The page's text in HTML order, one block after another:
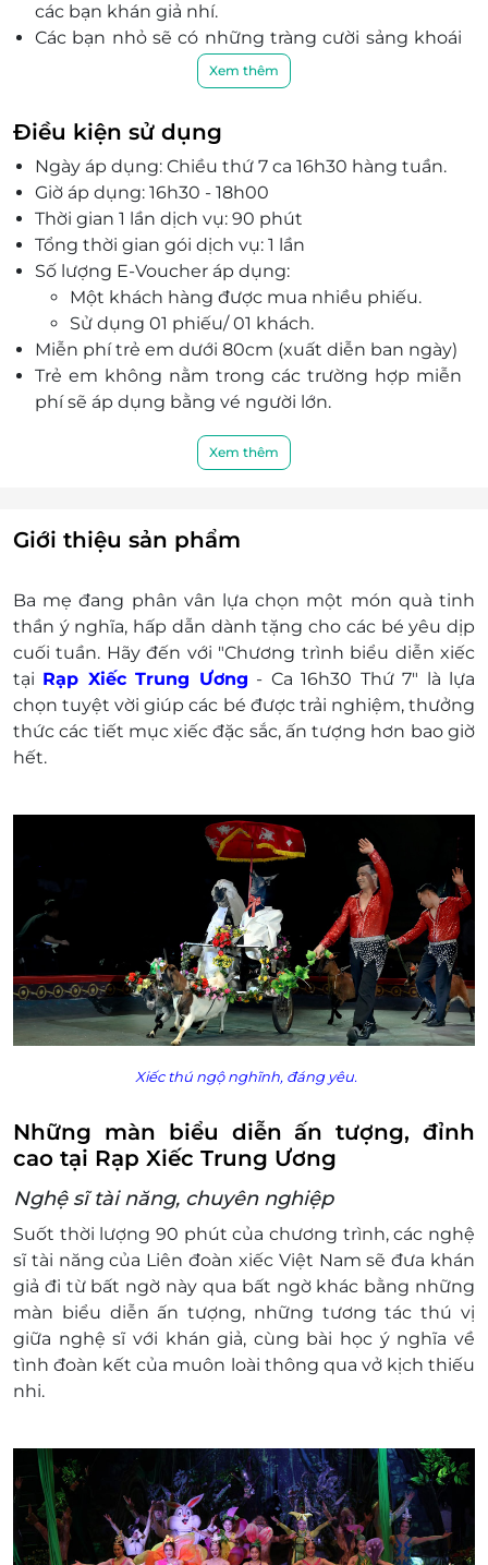
các bạn khán giả nhí.
Các bạn nhỏ sẽ có những tràng cười sảng khoái
cùng những chú hề ngộ nghĩnh hay các tiết
mục xiếc thú đang yêu mang đến những
khoảnh khắc ý nghĩa, tuyệt vời.
Khán giả sẽ có cơ hội thưởng thức các màn biểu
diễn ấn tượng, những tương tác thú vị giữa
nghệ sĩ với khán giả, cùng bài học ý nghĩa về
tình đoàn kết của muôn loài thông qua vở kịch
thiếu nhi.
Rạp Xiếc Trung Ương sở hữu sân khấu tròn 3D,
âm thanh, ánh sáng hiện đại cùng hệ thống
điều hòa giúp các bé có những phút giây
thưởng thức khó quên.
Với đội ngũ các nghệ sĩ tài năng cùng các tiết
mục biểu diễn chuyên nghiệp, hấp dẫn, Rạp
Xiếc Trung Ương hứa hẹn sẽ mang đến sự hài
lòng nhất cho mọi khách hàng.
Xem thêm
Điều kiện sử dụng
Ngày áp dụng: Chiều thứ 7 ca 16h30 hàng tuần.
Giờ áp dụng: 16h30 - 18h00
Thời gian 1 lần dịch vụ: 90 phút
Tổng thời gian gói dịch vụ: 1 lần
Số lượng E-Voucher áp dụng:
Một khách hàng được mua nhiều phiếu.
Sử dụng 01 phiếu/ 01 khách.
Miễn phí trẻ em dưới 80cm (xuất diễn ban ngày)
Trẻ em không nằm trong các trường hợp miễn
phí sẽ áp dụng bằng vé người lớn.
Rạp Xiếc Trung Ương để kích hoạt mã LifeLink
và Chủ nhật trong giờ hành chính:
Sáng 8h30 - 11h30.
Trước giờ biểu diễn 30 phút (Sau 15 phút kể
từ khi bắt đầu biểu diễn đổi vé không còn
hiệu lực).
Hàng tuần rạp xiếc Trung Ương sẽ có những
chương trình biểu diễn với các chủ đề khác
nhau.
Khách hàng vui lòng liên hệ trước qua số điện
Số 67 – 69 Trần Nhân Tông, Hai Bà Trưng, Hà
Điện thoại : 0914 625 655
E-Voucher/E-Coupon không có giá trị quy đổi
thành tiền mặt, không trả lại tiền thừa.
Không áp dụng đồng thời với chương trình
khuyến mại khác
Giá chưa bao gồm VAT. Khách hàng muốn lấy
hóa đơn vui lòng liên hệ NCC.
Xem thêm
Giới thiệu sản phẩm
Ba mẹ đang phân vân lựa chọn một món quà tinh
thần ý nghĩa, hấp dẫn dành tặng cho các bé yêu dịp
cuối tuần. Hãy đến với "Chương trình biểu diễn xiếc
tại Rạp Xiếc Trung Ương - Ca 16h30 Thứ 7" là lựa
chọn tuyệt vời giúp các bé được trải nghiệm, thưởng
thức các tiết mục xiếc đặc sắc, ấn tượng hơn bao giờ
hết.
Xiếc thú ngộ nghĩnh, đáng yêu.
Những màn biểu diễn ấn tượng, đỉnh
cao tại Rạp Xiếc Trung Ương
Nghệ sĩ tài năng, chuyên nghiệp
Suốt thời lượng 90 phút của chương trình, các nghệ
sĩ tài năng của Liên đoàn xiếc Việt Nam sẽ đưa khán
giả đi từ bất ngờ này qua bất ngờ khác bằng những
màn biểu diễn ấn tượng, những tương tác thú vị
giữa nghệ sĩ với khán giả, cùng bài học ý nghĩa về
tình đoàn kết của muôn loài thông qua vở kịch thiếu
nhi.